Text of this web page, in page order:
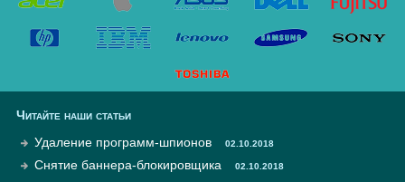
Читайте наши статьи
Удаление программ-шпионов
02.10.2018
Снятие баннера-блокировщика 02.10.2018